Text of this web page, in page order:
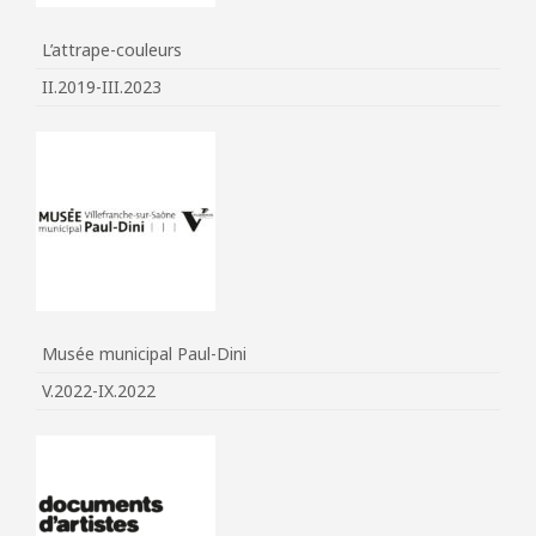
L’attrape-couleurs
II.2019-III.2023
Musée municipal Paul-Dini
V.2022-IX.2022